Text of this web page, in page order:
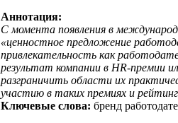
Аннотация:
С момента появления в
«ценностное предложение
привлекательность как
результат компании в HR-премии
разграничить области их
участию в таких премиях и
Ключевые слова: бренд